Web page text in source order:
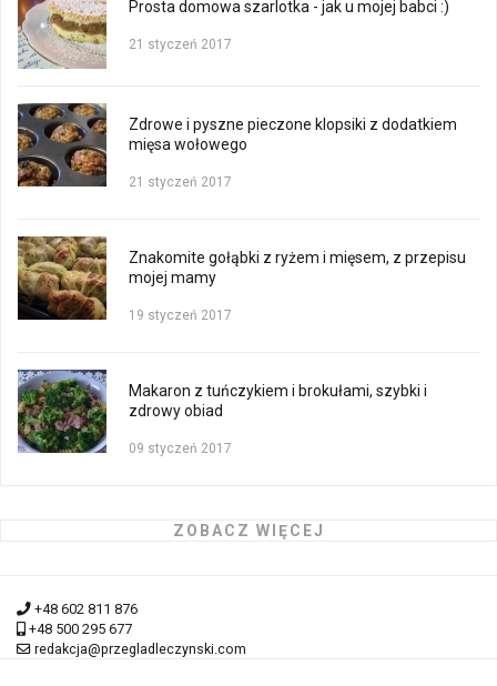
Prosta domowa szarlotka - jak u mojej babci :)
21 styczeń 2017
Zdrowe i pyszne pieczone klopsiki z dodatkiem
mięsa wołowego
21 styczeń 2017
Znakomite gołąbki z ryżem i mięsem, z przepisu
mojej mamy
19 styczeń 2017
Makaron z tuńczykiem i brokułami, szybki i
zdrowy obiad
09 styczeń 2017
ZOBACZ WIĘCEJ
+48 602 811 876
+48 500 295 677
redakcja@przegladleczynski.com